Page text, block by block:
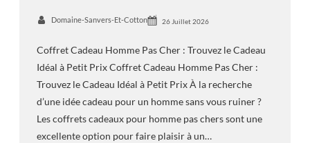
Domaine-Sanvers-Et-Cotton 26 Juillet 2026
Coffret Cadeau Homme Pas Cher : Trouvez le Cadeau
Idéal à Petit Prix Coffret Cadeau Homme Pas Cher :
Trouvez le Cadeau Idéal à Petit Prix À la recherche
d’une idée cadeau pour un homme sans vous ruiner ?
Les coffrets cadeaux pour homme pas chers sont une
excellente option pour faire plaisir à un…